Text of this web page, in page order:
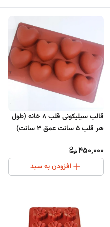
قالب سیلیکونی قلب 8 خانه (طول
هر قلب 5 سانت عمق 3 سانت)
450,000
افزودن به سبد